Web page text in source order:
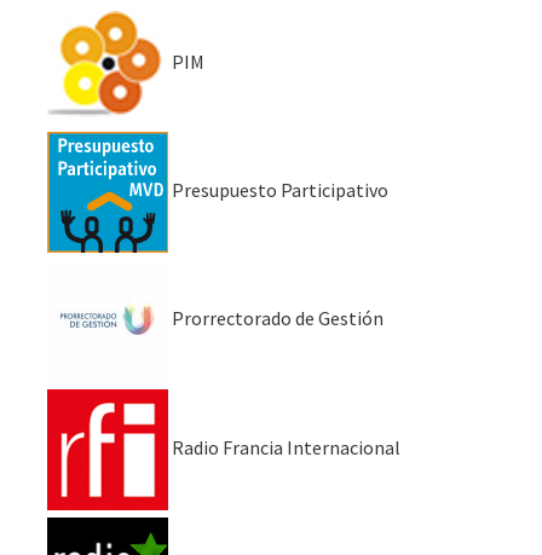
PIM
Presupuesto Participativo
Prorrectorado de Gestión
Radio Francia Internacional